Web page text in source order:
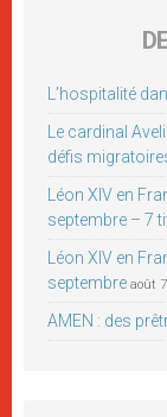
L’hospitalité
Le cardinal
défis
Léon XIV en
septembre – 7
Léon XIV en
septembre août
AMEN : des